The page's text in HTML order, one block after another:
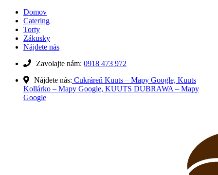
Domov
Catering
Torty
Zákusky
Nájdete nás
Zavolajte nám: 0918 473 972
Nájdete nás: Cukráreň Kuuts – Mapy Google, Kuuts
Kollárko – Mapy Google, KUUTS DUBRAWA – Mapy
Google